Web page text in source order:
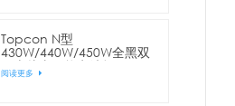
Topcon N型
430W/440W/450W全黑双
面半片太阳能电池板
阅读更多